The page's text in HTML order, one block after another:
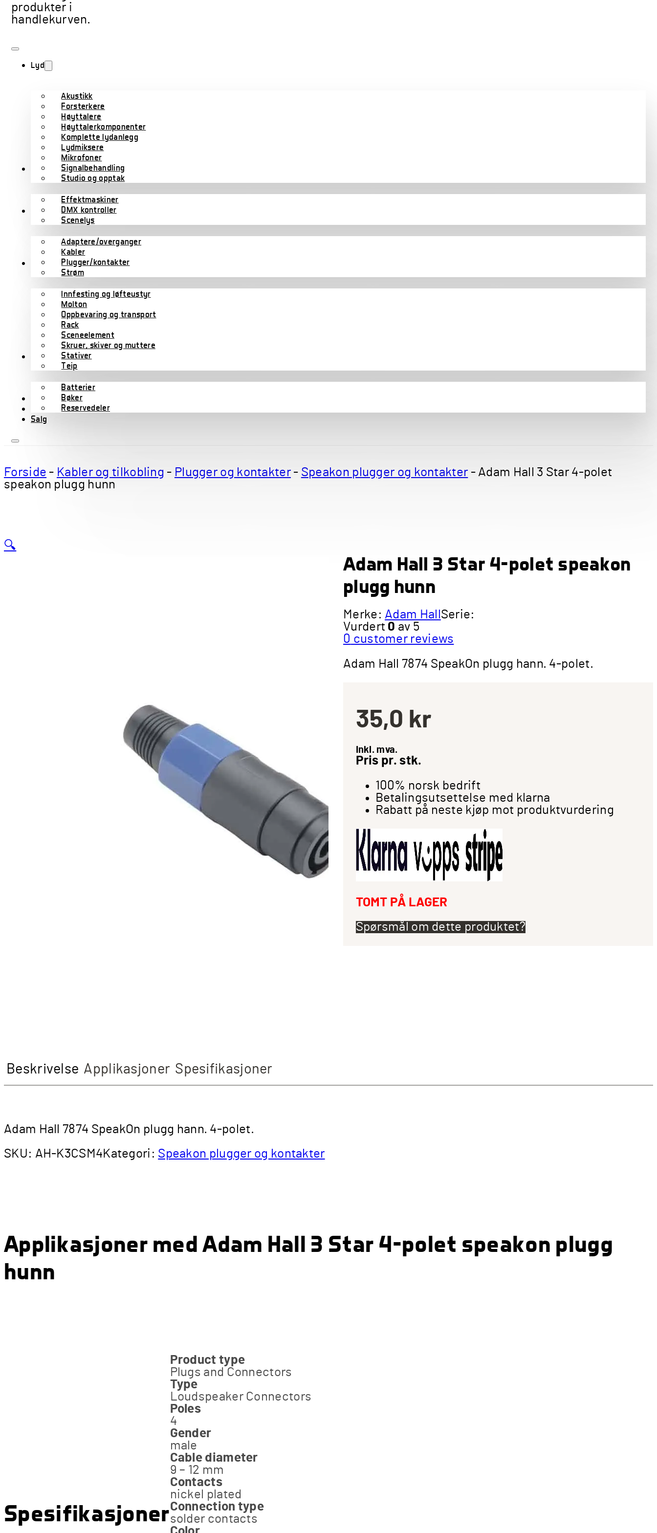
produkter i
handlekurven.
Lyd
Akustikk
Forsterkere
Høyttalere
Høyttalerkomponenter
Komplette lydanlegg
Lydmiksere
Mikrofoner
Signalbehandling
Studio og opptak
Lys
Effektmaskiner
DMX kontroller
Scenelys
Kabler
Adaptere/overganger
Kabler
Plugger/kontakter
Strøm
Scene/rigg
Innfesting og løfteustyr
Molton
Oppbevaring og transport
Rack
Sceneelement
Skruer, skiver og muttere
Stativer
Teip
Tilbehør
Batterier
Bøker
Reservedeler
Wharfedale Pro
B-varer
Salg
Forside - Kabler og tilkobling - Plugger og kontakter- Speakon plugger og kontakter - Adam Hall 3 Star 4-polet
speakon plugg hunn
🔍
Adam Hall 3 Star 4-polet speakon
plugg hunn
Merke: Adam Hall Serie:
Vurdert 0 av 5
0 customer reviews
Adam Hall 7874 SpeakOn plugg hann. 4-polet.
35,0 kr
Inkl. mva.
Pris pr. stk.
100% norsk bedrift
Betalingsutsettelse med klarna
Rabatt på neste kjøp mot produktvurdering
TOMT PÅ LAGER
Spørsmål om dette produktet?
Beskrivelse Applikasjoner Spesifikasjoner
Adam Hall 7874 SpeakOn plugg hann. 4-polet.
SKU: AH-K3CSM4 Kategori: Speakon plugger og kontakter
Applikasjoner med Adam Hall 3 Star 4-polet speakon plugg
hunn
Spesifikasjoner
Product type
Plugs and Connectors
Type
Loudspeaker Connectors
Poles
4
Gender
male
Cable diameter
9 – 12 mm
Contacts
nickel plated
Connection type
solder contacts